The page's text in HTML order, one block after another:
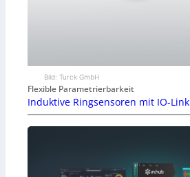
Bild: Turck GmbH
Flexible Parametrierbarkeit
Induktive Ringsensoren mit IO-Link